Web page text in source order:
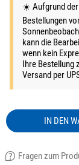
☀️ Aufgrund der
Bestellungen
kann die
wenn kein
Ihre Bestellung
Versand per
IN DEN
Fragen zum